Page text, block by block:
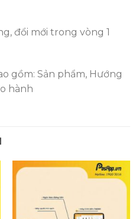
đổi mới trong vòng 1
gồm: Sản phẩm, Hướng
hành